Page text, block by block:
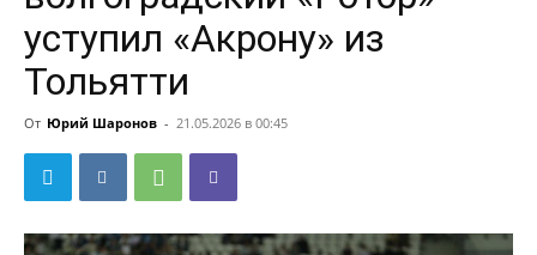
уступил «Акрону» из
Тольятти
От Юрий Шаронов - 21.05.2026 в 00:45